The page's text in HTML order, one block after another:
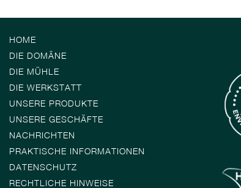
HOME
DIE DOMÄNE
DIE MÜHLE
DIE WERKSTATT
UNSERE PRODUKTE
UNSERE GESCHÄFTE
NACHRICHTEN
PRAKTISCHE INFORMATIONEN
DATENSCHUTZ
RECHTLICHE HINWEISE